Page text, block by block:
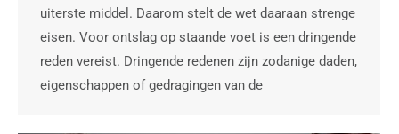
uiterste middel. Daarom stelt de wet daaraan strenge
eisen. Voor ontslag op staande voet is een dringende
reden vereist. Dringende redenen zijn zodanige daden,
eigenschappen of gedragingen van de